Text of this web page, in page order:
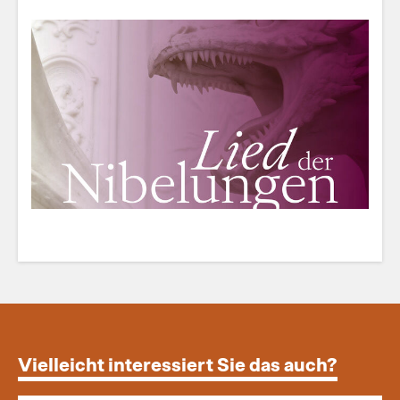
Vielleicht interessiert Sie das auch?